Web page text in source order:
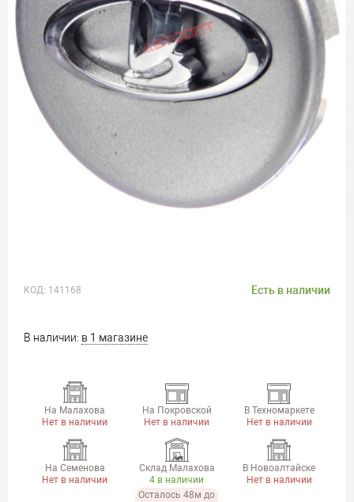
КОД: 141168 Есть в наличии
В наличии: в 1 магазине
На Малахова
Нет в наличии
На Покровской
Нет в наличии
В Техномаркете
Нет в наличии
На Семенова
Нет в наличии
Склад Малахова
4 в наличии
Осталось 48м до
В Новоалтайске
Нет в наличии